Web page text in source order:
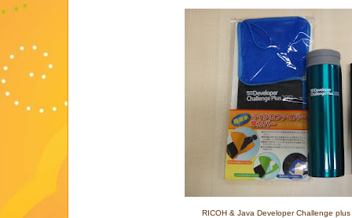
RICOH & Java Developer Challenge